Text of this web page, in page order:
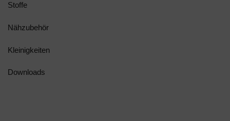
Stoffe
Nähzubehör
Kleinigkeiten
Downloads